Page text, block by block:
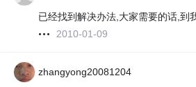
已经找到解决办法,大家需要的话,到
2010-01-09
zhangyong20081204